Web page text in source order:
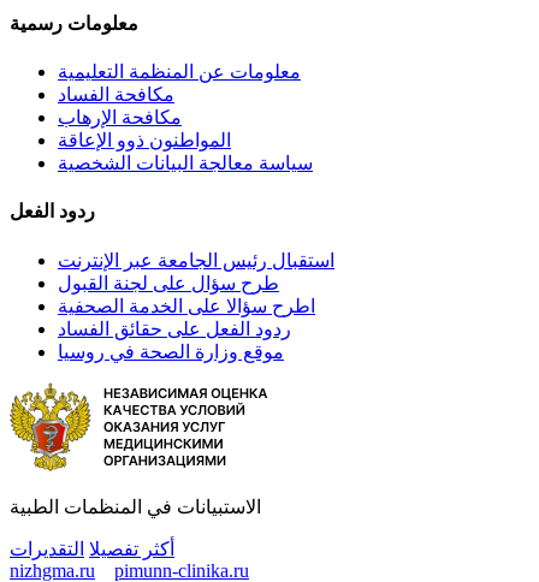
معلومات رسمية
معلومات عن المنظمة التعليمية
مكافحة الفساد
مكافحة الإرهاب
المواطنون ذوو الإعاقة
سياسة معالجة البيانات الشخصية
ردود الفعل
استقبال رئيس الجامعة عبر الإنترنت
طرح سؤال على لجنة القبول
اطرح سؤالا على الخدمة الصحفية
ردود الفعل على حقائق الفساد
موقع وزارة الصحة في روسيا
الاستبيانات في المنظمات الطبية
أكثر تفصيلا التقديرات
nizhgma.ru
pimunn-clinika.ru